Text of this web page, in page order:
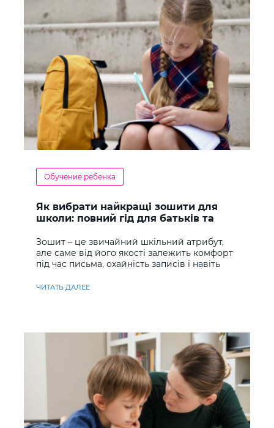
Обучение ребенка
Як вибрати найкращі зошити для
школи: повний гід для батьків та
Зошит – це звичайний шкільний атрибут,
але саме від його якості залежить комфорт
під час письма, охайність записів і навіть
ЧИТАТЬ ДАЛЕЕ